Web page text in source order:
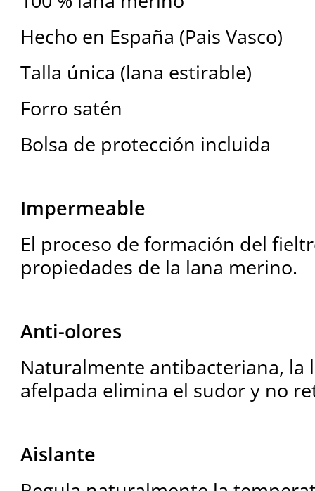
Hecho en España (Pais Vasco)
Talla única (lana estirable)
Forro satén
Bolsa de protección incluida
Impermeable
El proceso de formación del
propiedades de la lana merino.
Anti-olores
Naturalmente antibacteriana, la
afelpada elimina el sudor y no
Aislante